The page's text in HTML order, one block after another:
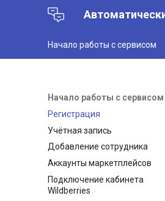
Начало работы с сервисом
Начало работы с сервисом
Регистрация
Учётная запись
Добавление сотрудника
Аккаунты маркетплейсов
Подключение кабинета
Wildberries